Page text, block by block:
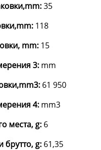
35
118
mm: 15
3: mm
61 950
4: mm3
места, g: 6
брутто, g: 61,35